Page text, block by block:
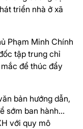
triển nhà ở xã
Phạm Minh Chính
tập trung chỉ
để thúc đẩy
bản hướng dẫn,
sớm ban hành…
với quy mô